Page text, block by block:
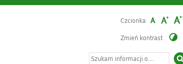
Czcionka
Zmień kontrast